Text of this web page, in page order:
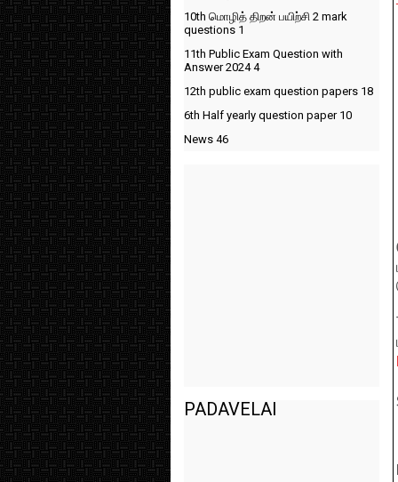
10th மொழித் திறன் பயிற்சி 2 mark
questions 1
11th Public Exam Question with
Answer 20244
12th public exam question papers 18
6th Half yearly question paper 10
News 46
PADAVELAI